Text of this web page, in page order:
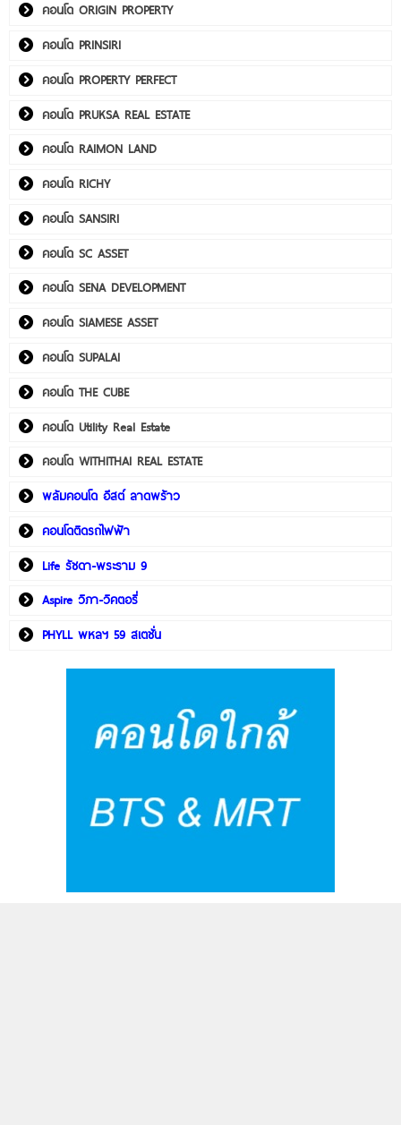
คอนโด ORIGIN PROPERTY
คอนโด PRINSIRI
คอนโด PROPERTY PERFECT
คอนโด PRUKSA REAL ESTATE
คอนโด RAIMON LAND
คอนโด RICHY
คอนโด SANSIRI
คอนโด SC ASSET
คอนโด SENA DEVELOPMENT
คอนโด SIAMESE ASSET
คอนโด SUPALAI
คอนโด THE CUBE
คอนโด Utility Real Estate
คอนโด WITHITHAI REAL ESTATE
พลัมคอนโด อีสต์ ลาดพร้าว
คอนโดติดรถไฟฟ้า
Life รัชดา-พระราม 9
Aspire วิภา-วิคตอรี่
PHYLL พหลฯ 59 สเตชั่น